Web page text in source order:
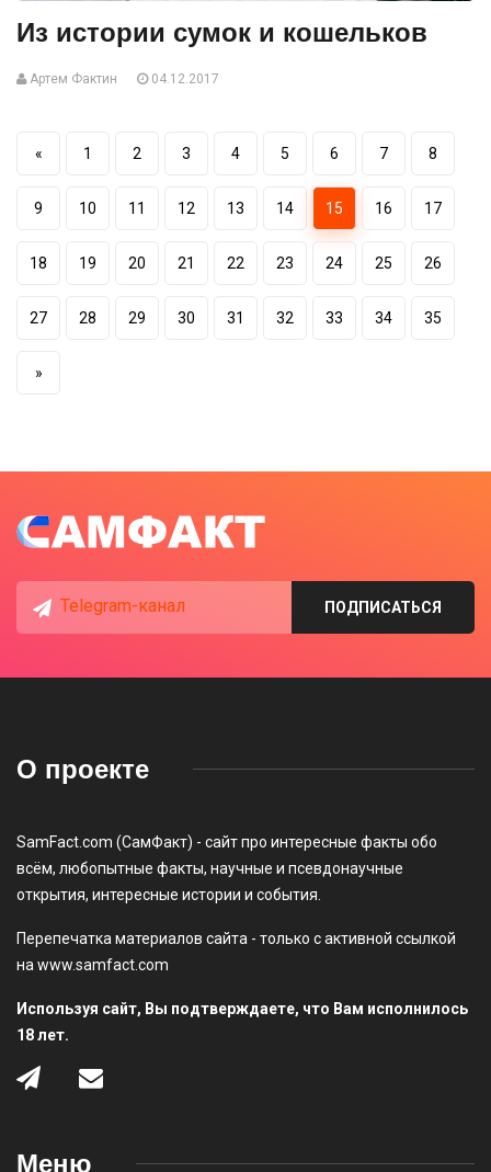
Из истории сумок и кошельков
Артем Фактин 04.12.2017
« 1 2 3 4 5 6 7 8
9 10 11 12 13 14 15 16 17
18 19 20 21 22 23 24 25 26
27 28 29 30 31 32 33 34 35
»
Telegram-канал ПОДПИСАТЬСЯ
О проекте
SamFact.com (СамФакт) - сайт про интересные факты обо
всём, любопытные факты, научные и псевдонаучные
открытия, интересные истории и события.
Перепечатка материалов сайта - только с активной ссылкой
на www.samfact.com
Используя сайт, Вы подтверждаете, что Вам исполнилось
18 лет.
Меню